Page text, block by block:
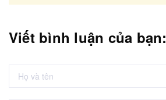
Viết bình luận của bạn: